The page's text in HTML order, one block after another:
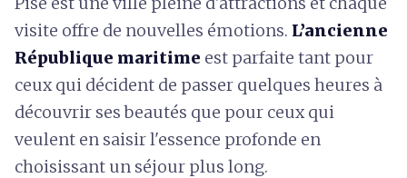
visite offre de nouvelles émotions. L’ancienne
République maritime est parfaite tant pour
ceux qui décident de passer quelques heures à
découvrir ses beautés que pour ceux qui
veulent en saisir l'essence profonde en
choisissant un séjour plus long.